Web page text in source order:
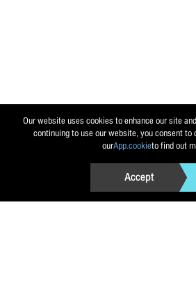
Our website uses cookies to enhance our site
continuing to use our website, you consent to
ourApp.cookieto find out
Accept